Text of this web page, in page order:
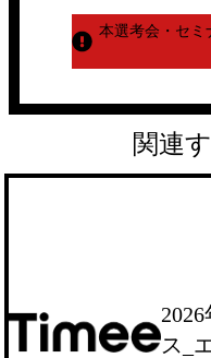
本選考会・セミ
関連
ス_